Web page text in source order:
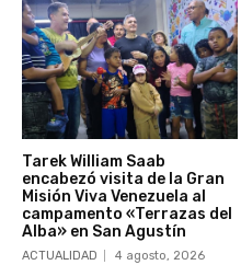
Tarek William Saab
encabezó visita de la Gran
Misión Viva Venezuela al
campamento «Terrazas del
Alba» en San Agustín
ACTUALIDAD 4 agosto, 2026